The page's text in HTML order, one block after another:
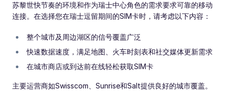
苏黎世快节奏的环境和作为瑞士中心角色的需求要求可靠的移动
连接。在选择您在瑞士逗留期间的SIM卡时，请考虑以下内容：
整个城市及周边湖区的信号覆盖广泛
快速数据速度，满足地图、火车时刻表和社交媒体更新需求
在城市商店或到达前在线轻松获取SIM卡
主要运营商如Swisscom、Sunrise和Salt提供良好的城市覆盖。